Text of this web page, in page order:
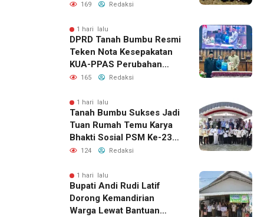
169 Redaksi
1 hari lalu
DPRD Tanah Bumbu Resmi
Teken Nota Kesepakatan
KUA-PPAS Perubahan
APBD 2026
165 Redaksi
1 hari lalu
Tanah Bumbu Sukses Jadi
Tuan Rumah Temu Karya
Bhakti Sosial PSM Ke-23
Kalimantan Selatan
124 Redaksi
1 hari lalu
Bupati Andi Rudi Latif
Dorong Kemandirian
Warga Lewat Bantuan